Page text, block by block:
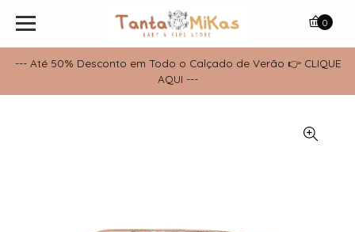
--- Até 50% Desconto em Todo o Calçado de Verão 👉 CLIQUE
AQUI ---
0